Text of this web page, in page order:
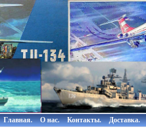
Главная. О нас. Контакты. Доставка.